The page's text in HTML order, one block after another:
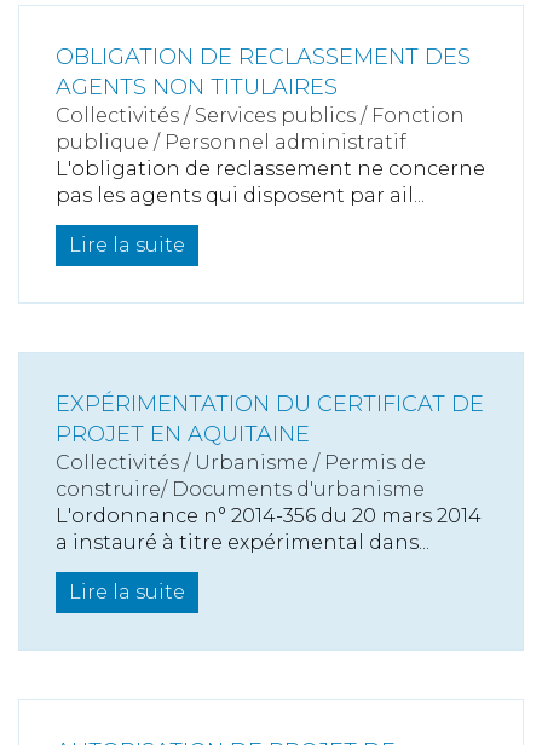
OBLIGATION DE RECLASSEMENT DES
AGENTS NON TITULAIRES
Collectivités / Services publics / Fonction
publique / Personnel administratif
L'obligation de reclassement ne concerne
pas les agents qui disposent par ail...
Lire la suite
EXPÉRIMENTATION DU CERTIFICAT DE
PROJET EN AQUITAINE
Collectivités / Urbanisme / Permis de
construire/ Documents d'urbanisme
L'ordonnance n° 2014-356 du 20 mars 2014
a instauré à titre expérimental dans...
Lire la suite